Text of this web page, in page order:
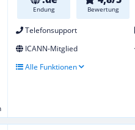
Endung Bewertung
Telefonsupport
ICANN-Mitglied
Alle Funktionen